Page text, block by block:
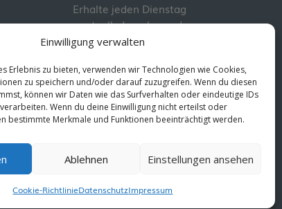
Einwilligung verwalten
Erlebnis zu bieten, verwenden wir Technologien wie Cookies,
zu speichern und/oder darauf zuzugreifen. Wenn du diesen
können wir Daten wie das Surfverhalten oder eindeutige IDs
Wenn du deine Einwilligung nicht erteilst oder
bestimmte Merkmale und Funktionen beeinträchtigt werden.
Ablehnen Einstellungen ansehen
Cookie-RichtlinieDatenschutzImpressum
Erhalte jeden Dienstag
wertvolle Impulse und
Wissen für deine
Jetzt kostenlos
abonnieren!